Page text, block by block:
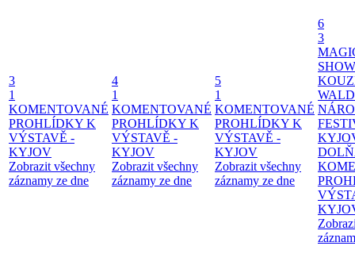
3
1
KOMENTOVANÉ
PROHLÍDKY K
VÝSTAVĚ -
KYJOV
Zobrazit všechny
záznamy ze dne
4
1
KOMENTOVANÉ
PROHLÍDKY K
VÝSTAVĚ -
KYJOV
Zobrazit všechny
záznamy ze dne
5
1
KOMENTOVANÉ
PROHLÍDKY K
VÝSTAVĚ -
KYJOV
Zobrazit všechny
záznamy ze dne
6
3